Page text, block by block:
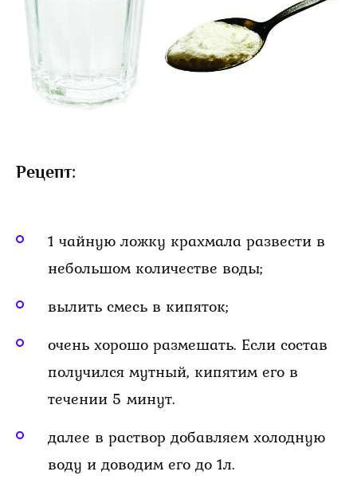
Рецепт:
1 чайную ложку крахмала развести в
небольшом количестве воды;
вылить смесь в кипяток;
очень хорошо размешать. Если состав
получился мутный, кипятим его в
течении 5 минут.
далее в раствор добавляем холодную
воду и доводим его до 1л.